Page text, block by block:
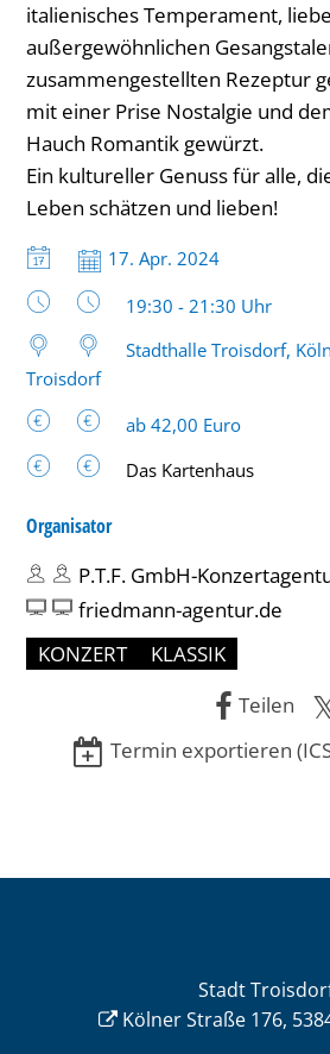
italienisches Temperament,
außergewöhnlichen
zusammengestellten Rezeptur
mit einer Prise Nostalgie und
Hauch Romantik gewürzt.
Ein kultureller Genuss für alle,
Leben schätzen und lieben!
Datum:
17. Apr. 2024
Uhrzeit:
19:30 - 21:30 Uhr
Stadthalle Troisdorf,
Troisdorf
ab 42,00 Euro
Das Kartenhaus
Organisator
P.T.F. GmbH-
friedmann-agentur.de
KONZERT
KLASSIK
Teilen
Termin exportieren
Stadt
Kölner Straße 176,